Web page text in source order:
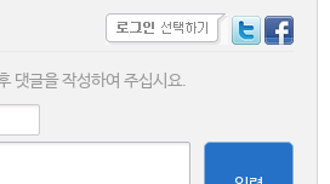
댓글을 작성하여 주십시요.